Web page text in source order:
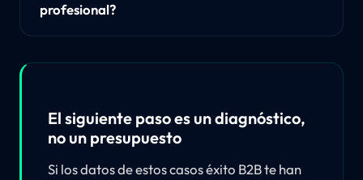
profesional?
El siguiente paso es un diagnóstico,
no un presupuesto
Si los datos de estos casos éxito B2B te han